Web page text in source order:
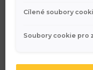
detaily v exteriéru. V
kombinace, kontrastní
Cílené soubory
Soubory cookie pro